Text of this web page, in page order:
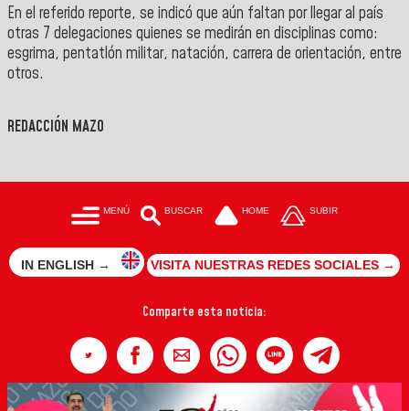
En el referido reporte, se indicó que aún faltan por llegar al país
otras 7 delegaciones quienes se medirán en disciplinas como:
esgrima, pentatlón militar, natación, carrera de orientación, entre
otros.
REDACCIÓN MAZO
MENÚ BUSCAR HOME SUBIR
IN ENGLISH → VISITA NUESTRAS REDES SOCIALES →
Comparte esta noticia: